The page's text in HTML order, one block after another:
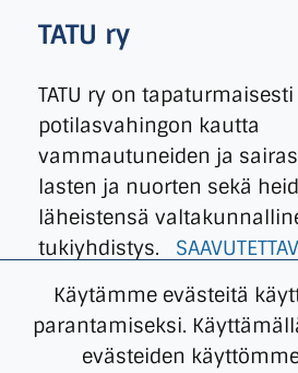
TATU ry
TATU ry on
potilasvahingon kautta
vammautuneiden ja
lasten ja nuorten sekä
läheistensä
tukiyhdistys.
Käytämme evästeitä
parantamiseksi.
evästeiden